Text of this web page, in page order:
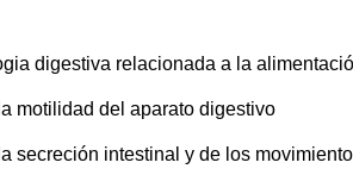
digestiva relacionada a la
del aparato digestivo
intestinal y de los